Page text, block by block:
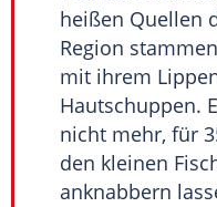
heißen Quellen
Region
mit ihrem
Hautschuppen.
nicht mehr, für
den kleinen
anknabbern